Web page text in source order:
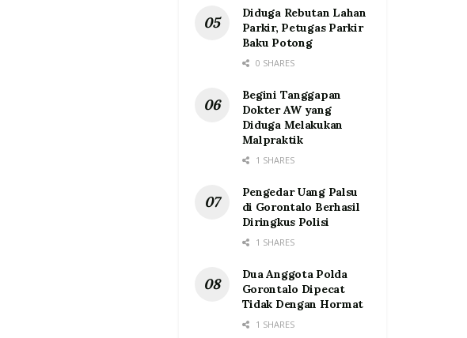
Diduga Rebutan Lahan
Parkir, Petugas Parkir
Baku Potong
0 SHARES
Begini Tanggapan
Dokter AW yang
Diduga Melakukan
Malpraktik
1 SHARES
Pengedar Uang Palsu
di Gorontalo Berhasil
Diringkus Polisi
1 SHARES
Dua Anggota Polda
Gorontalo Dipecat
Tidak Dengan Hormat
1 SHARES